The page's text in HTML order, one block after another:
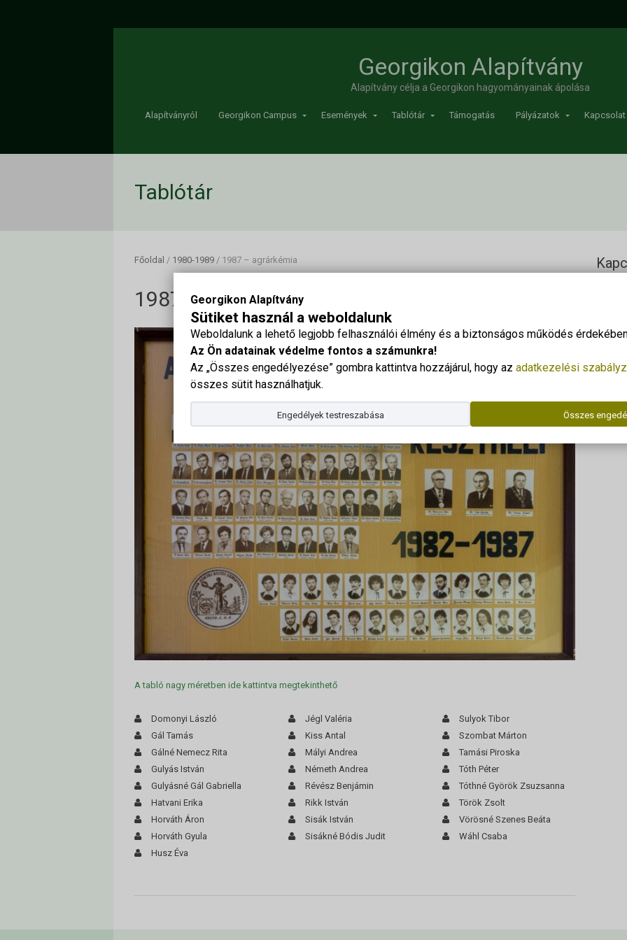
Georgikon Alapítvány
Sütiket használ a weboldalunk
Weboldalunk a lehető legjobb felhasználói élmény és a biztonságos működés
Az Ön adatainak védelme fontos a számunkra!
Az „Összes engedélyezése” gombra kattintva hozzájárul, hogy az adatkezelési
összes sütit használhatjuk.
Összes
Engedélyek testreszabása
Georgikon Alapítvány
Alapítvány célja a Georgikon hagyományainak ápolása
Alapítványról Georgikon Campus Események Tablótár Támogatás Pályázatok Kapcsolat
Tablótár
Főoldal / 1980-1989 / 1987 – agrárkémia
1987 – agrárkémia
A tabló nagy méretben ide kattintva megtekinthető
Domonyi László
Gál Tamás
Gálné Nemecz Rita
Gulyás István
Gulyásné Gál Gabriella
Hatvani Erika
Horváth Áron
Horváth Gyula
Husz Éva
Jégl Valéria
Kiss Antal
Mályi Andrea
Németh Andrea
Révész Benjámin
Rikk István
Sisák István
Sisákné Bódis Judit
Sulyok Tibor
Szombat Márton
Tamási Piroska
Tóth Péter
Tóthné Györök Zsuzsanna
Török Zsolt
Vörösné Szenes Beáta
Wáhl Csaba
Az